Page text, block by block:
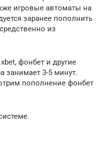
игровые автоматы на
заранее пополнить
из
фонбет и другие
занимает 3-5 минут.
пополнение фонбет